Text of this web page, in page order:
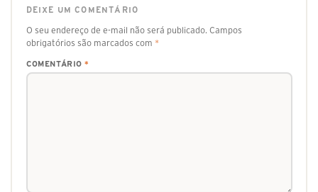
DEIXE UM COMENTÁRIO
O seu endereço de e-mail não será publicado. Campos
obrigatórios são marcados com *
COMENTÁRIO *